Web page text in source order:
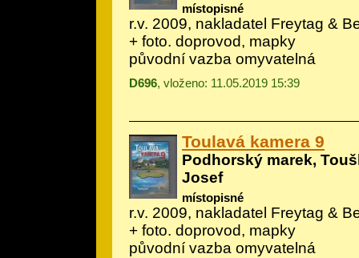
místopisné
r.v. 2009, nakladatel Freytag &
+ foto. doprovod, mapky
původní vazba omyvatelná
D696, vloženo: 11.05.2019 15:39
Toulavá kamera 9
Podhorský marek,
Josef
místopisné
r.v. 2009, nakladatel Freytag &
+ foto. doprovod, mapky
původní vazba omyvatelná